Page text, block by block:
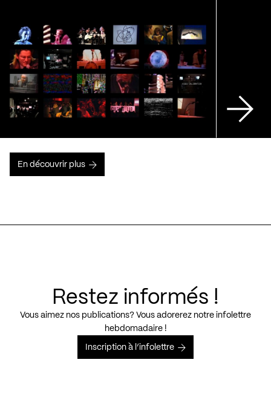
En découvrir plus
Restez informés !
Vous aimez nos publications? Vous adorerez notre infolettre
hebdomadaire !
Inscription à l’infolettre